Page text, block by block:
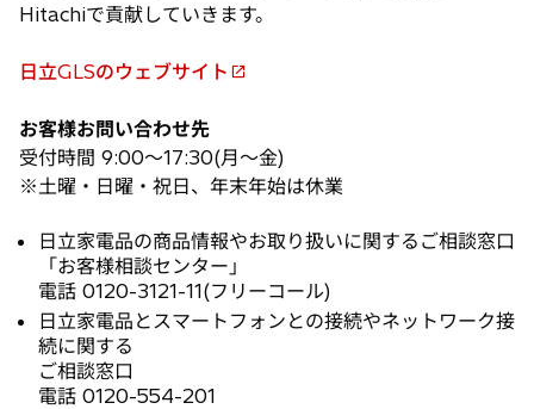
Hitachiで貢献していきます。
日立GLSのウェブサイト
新
い
タ
ブ
お客様お問い合わせ先
受付時間 9:00〜17:30(月〜金)
※土曜・日曜・祝日、年末年始は休業
日立家電品の商品情報やお取り扱いに関するご相談窓口
「お客様相談センター」
電話 0120-3121-11(フリーコール)
日立家電品とスマートフォンとの接続やネットワーク接
続に関する
ご相談窓口
電話 0120-554-201